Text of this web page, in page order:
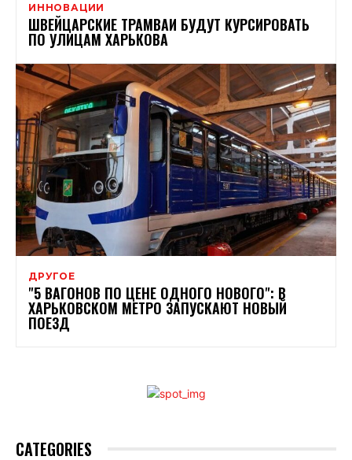
ИННОВАЦИИ
ШВЕЙЦАРСКИЕ ТРАМВАИ БУДУТ КУРСИРОВАТЬ
ПО УЛИЦАМ ХАРЬКОВА
ДРУГОЕ
"5 ВАГОНОВ ПО ЦЕНЕ ОДНОГО НОВОГО": В
ХАРЬКОВСКОМ МЕТРО ЗАПУСКАЮТ НОВЫЙ
ПОЕЗД
CATEGORIES